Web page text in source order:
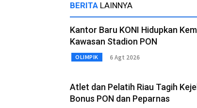
BERITA LAINNYA
Kantor Baru KONI Hidupkan
Kawasan Stadion PON
OLIMPIK 6 Agt 2026
Atlet dan Pelatih Riau Tagih
Bonus PON dan Peparnas